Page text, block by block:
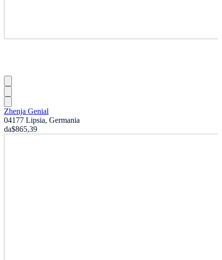
Zhenja Genial
04177 Lipsia, Germania
da$865,39